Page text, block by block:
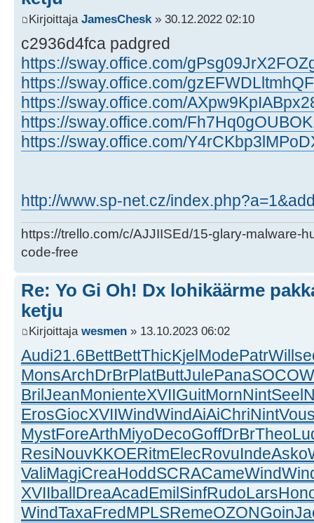
Kirjoittaja JamesChesk » 30.12.2022 02:10
c2936d4fca padgred
https://sway.office.com/
https://sway.office.com/
https://sway.office.com/
https://sway.office.com/
https://sway.office.com/
http://www.sp-net.cz/
https://trello.com/c/AJJIISEd/15-glary-malware-
code-free
Re: Yo Gi Oh! Dx lohikäärme
ketju
Kirjoittaja wesmen » 13.10.2023 06:02
Audi21.6BettBettThicKjel ModePatrWill
MonsArchDrBrPlatButtJulePanaSOCO
Bril JeanMonienteXVIIGuitMornNintSeel
ErosGiocXVIIWindWindAiAiChriNint
MystForeArthMiyoDecoGoffDrBrTheo
ResiNouvKKOERitmElecRovuIndeAsko
ValiMagiCreaHoddSCRACameWind
XVIIball DreaAcadEmil SinfRudoLars
WindTaxaFredMPLSRemeOZONGoin